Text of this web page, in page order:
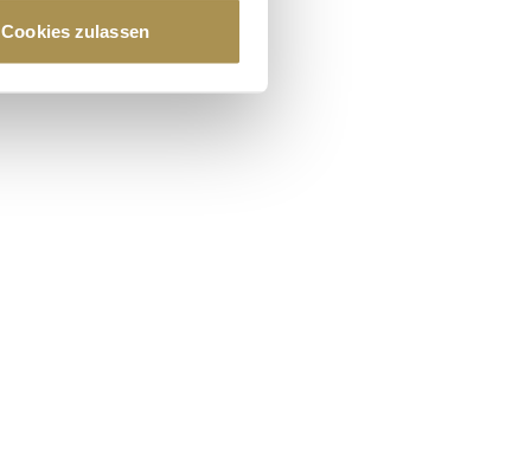
Präferenzen im
anbieten zu können
diese Informationen
Rahmen Ihrer Nutzung
Cookies zulassen